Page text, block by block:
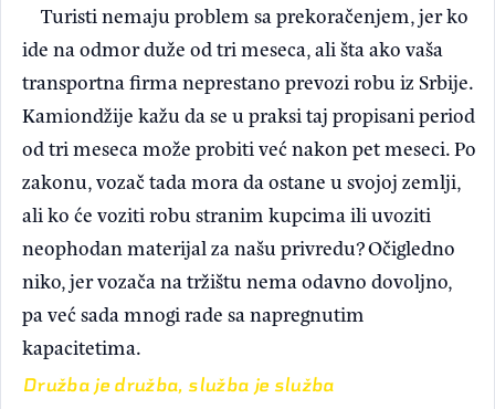
Turisti nemaju problem sa prekoračenjem, jer ko
ide na odmor duže od tri meseca, ali šta ako vaša
transportna firma neprestano prevozi robu iz Srbije.
Kamiondžije kažu da se u praksi taj propisani period
od tri meseca može probiti već nakon pet meseci. Po
zakonu, vozač tada mora da ostane u svojoj zemlji,
ali ko će voziti robu stranim kupcima ili uvoziti
neophodan materijal za našu privredu? Očigledno
niko, jer vozača na tržištu nema odavno dovoljno,
pa već sada mnogi rade sa napregnutim
kapacitetima.
Družba je družba, služba je služba